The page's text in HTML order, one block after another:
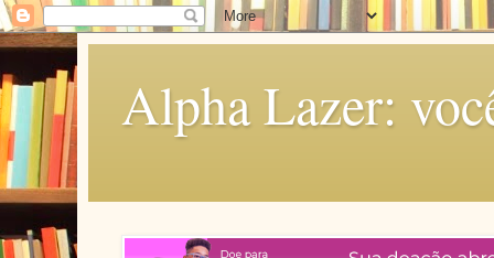
Alpha Lazer: